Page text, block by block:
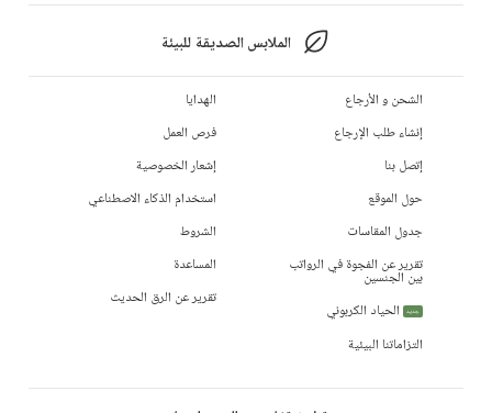
الملابس الصديقة للبيئة
الشحن و الأرجاع
إنشاء طلب الإرجاع
إتصل بنا
حول الموقع
جدول المقاسات
تقرير عن الفجوة في الرواتب
بين الجنسين
جديد
الحياد الكربوني
التزاماتنا البيئية
الهدايا
فرص العمل
إشعار الخصوصية
استخدام الذكاء الاصطناعي
الشروط
المساعدة
تقرير عن الرق الحديث